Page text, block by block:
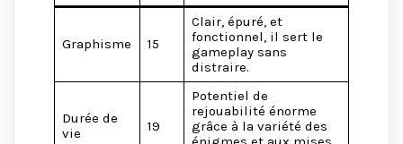
Graphisme 15
Clair, épuré, et
fonctionnel, il sert le
gameplay sans
distraire.
Durée de
vie
19
Potentiel de
rejouabilité énorme
grâce à la variété des